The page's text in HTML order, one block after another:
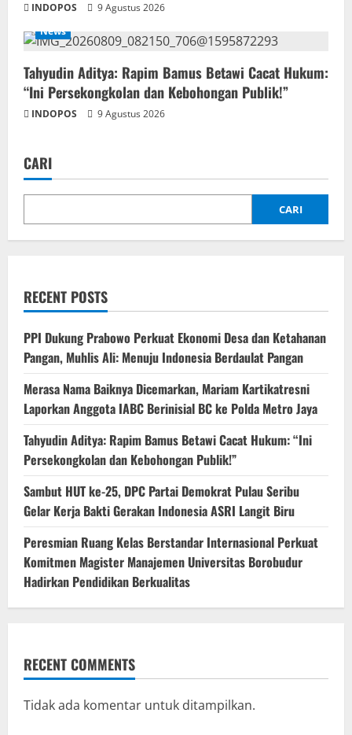
INDOPOS
9 Agustus 2026
News
‎Tahyudin Aditya: Rapim Bamus Betawi Cacat Hukum:
“Ini Persekongkolan dan Kebohongan Publik!”
INDOPOS 9 Agustus 2026
CARI
CARI
RECENT POSTS
PPI Dukung Prabowo Perkuat Ekonomi Desa dan Ketahanan
Pangan, Muhlis Ali: Menuju Indonesia Berdaulat Pangan
‎Merasa Nama Baiknya Dicemarkan, Mariam Kartikatresni
Laporkan Anggota IABC Berinisial BC ke Polda Metro Jaya
‎Tahyudin Aditya: Rapim Bamus Betawi Cacat Hukum: “Ini
Persekongkolan dan Kebohongan Publik!”
‎Sambut HUT ke-25, DPC Partai Demokrat Pulau Seribu
Gelar Kerja Bakti Gerakan Indonesia ASRI Langit Biru
Peresmian Ruang Kelas Berstandar Internasional Perkuat
Komitmen Magister Manajemen Universitas Borobudur
Hadirkan Pendidikan Berkualitas
RECENT COMMENTS
Tidak ada komentar untuk ditampilkan.